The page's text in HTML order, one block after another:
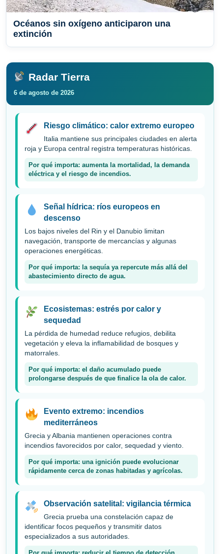
Océanos sin oxígeno anticiparon una
extinción
Radar Tierra
6 de agosto de 2026
Riesgo climático: calor extremo europeo
Italia mantiene sus principales ciudades en alerta
roja y Europa central registra temperaturas históricas.
Por qué importa: aumenta la mortalidad, la demanda
eléctrica y el riesgo de incendios.
Señal hídrica: ríos europeos en
descenso
Los bajos niveles del Rin y el Danubio limitan
navegación, transporte de mercancías y algunas
operaciones energéticas.
Por qué importa: la sequía ya repercute más allá del
abastecimiento directo de agua.
Ecosistemas: estrés por calor y
sequedad
La pérdida de humedad reduce refugios, debilita
vegetación y eleva la inflamabilidad de bosques y
matorrales.
Por qué importa: el daño acumulado puede
prolongarse después de que finalice la ola de calor.
Evento extremo: incendios
mediterráneos
Grecia y Albania mantienen operaciones contra
incendios favorecidos por calor, sequedad y viento.
Por qué importa: una ignición puede evolucionar
rápidamente cerca de zonas habitadas y agrícolas.
Observación satelital: vigilancia térmica
Grecia prueba una constelación capaz de
identificar focos pequeños y transmitir datos
especializados a sus autoridades.